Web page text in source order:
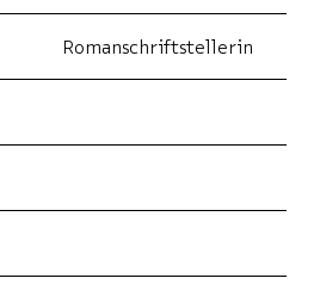
Romanschriftstellerin